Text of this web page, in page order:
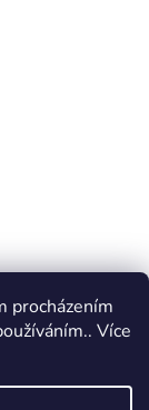
procházením
Více